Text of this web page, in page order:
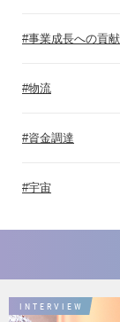
事業成長への貢献
物流
資金調達
宇宙
INTERVIEW